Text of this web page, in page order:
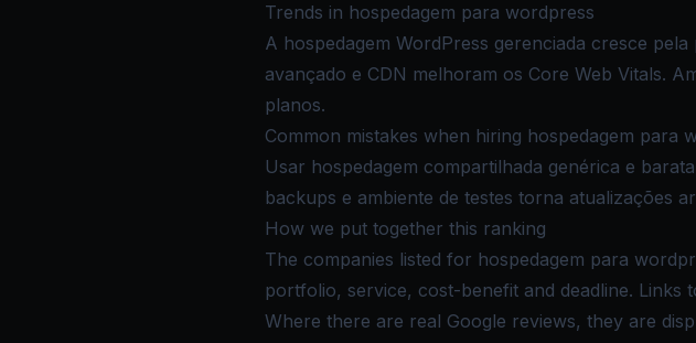
Trends in hospedagem para wordpress
A hospedagem WordPress gerenciada cresce
avançado e CDN melhoram os Core Web Vitals.
planos.
Common mistakes when hiring hospedagem para
Usar hospedagem compartilhada genérica e
backups e ambiente de testes torna atualizações
How we put together this ranking
The companies listed for hospedagem para
portfolio, service, cost-benefit and deadline.
Where there are real Google reviews, they are